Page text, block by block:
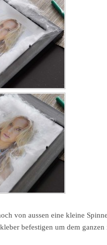
von aussen eine kleine
befestigen um dem